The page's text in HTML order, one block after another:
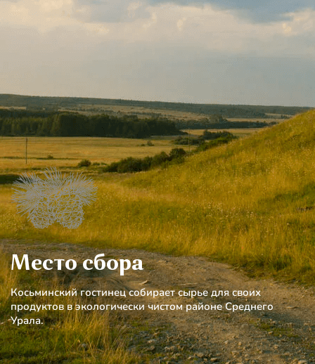
Место сбора
Косьминский гостинец собирает сырье для своих
продуктов в экологически чистом районе Среднего
Урала.